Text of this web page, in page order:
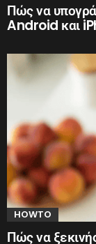
Πώς να
Android και
HOWTO
Πώς να